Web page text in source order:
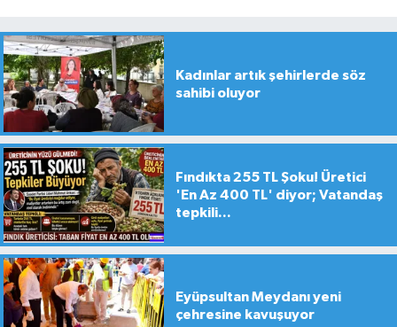
Kadınlar artık şehirlerde söz
sahibi oluyor
Fındıkta 255 TL Şoku! Üretici
'En Az 400 TL' diyor; Vatandaş
tepkili...
Eyüpsultan Meydanı yeni
çehresine kavuşuyor